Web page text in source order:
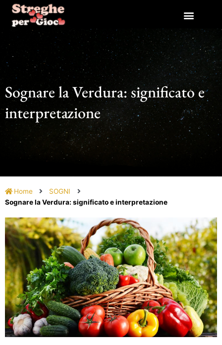
contenuto
Sognare la Verdura: significato e
interpretazione
Home
SOGNI
Sognare la Verdura: significato e interpretazione